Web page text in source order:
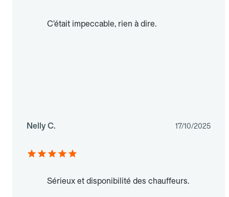
C’était impeccable, rien à dire.
Nelly C. 17/10/2025
Sérieux et disponibilité des chauffeurs.